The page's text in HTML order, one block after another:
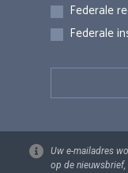
Federale
Federale
Uw e-mailadres
op de